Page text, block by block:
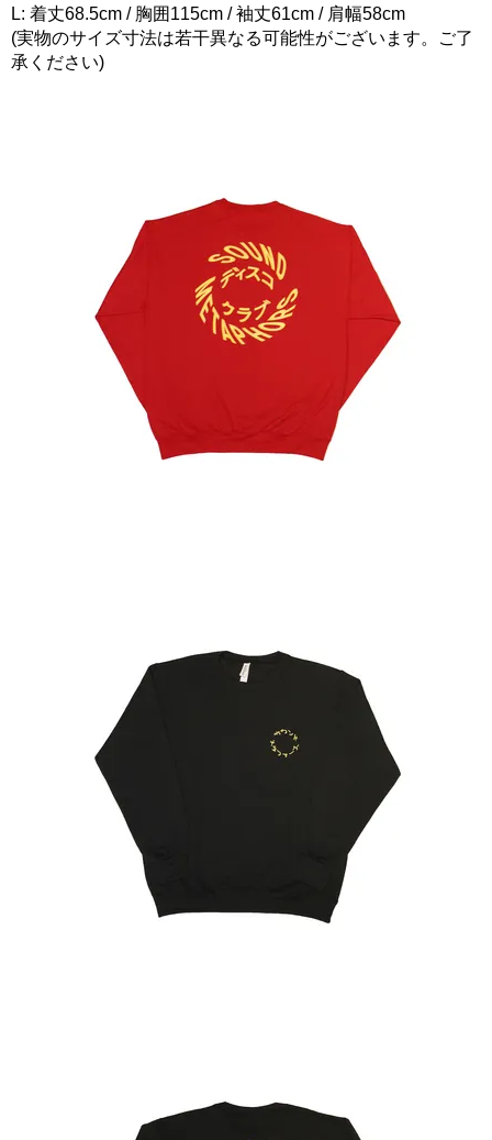
L: 着丈68.5cm / 胸囲115cm / 袖丈61cm / 肩幅58cm
(実物のサイズ寸法は若干異なる可能性がございます。ご了
承ください)